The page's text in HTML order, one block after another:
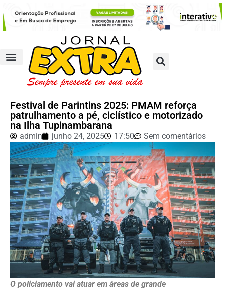
Festival de Parintins 2025: PMAM reforça
patrulhamento a pé, ciclístico e motorizado
na Ilha Tupinambarana
admin junho 24, 2025 17:50 Sem comentários
O policiamento vai atuar em áreas de grande